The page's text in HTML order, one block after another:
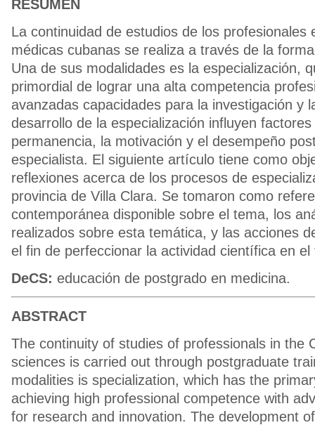
RESUMEN
La continuidad de estudios de los profesionales
médicas cubanas se realiza a través de la
Una de sus modalidades es la especialización,
primordial de lograr una alta competencia
avanzadas capacidades para la investigación y
desarrollo de la especialización influyen
permanencia, la motivación y el desempeño
especialista. El siguiente artículo tiene como
reflexiones acerca de los procesos de
provincia de Villa Clara. Se tomaron como
contemporánea disponible sobre el tema, los
realizados sobre esta temática, y las acciones
el fin de perfeccionar la actividad científica en el
DeCS: educación de postgrado en medicina.
ABSTRACT
The continuity of studies of professionals in the
sciences is carried out through postgraduate
modalities is specialization, which has the
achieving high professional competence with
for research and innovation. The development